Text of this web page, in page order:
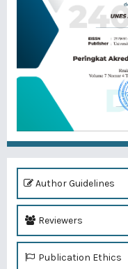
Author Guidelines
Reviewers
Publication Ethics